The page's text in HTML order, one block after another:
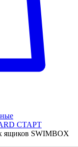
СТАРТ
ящиков SWIMBOX